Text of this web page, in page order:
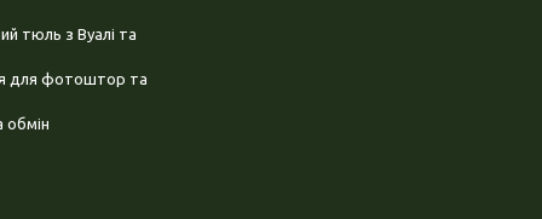
тюль з Вуалі та
для фотоштор та
обмін